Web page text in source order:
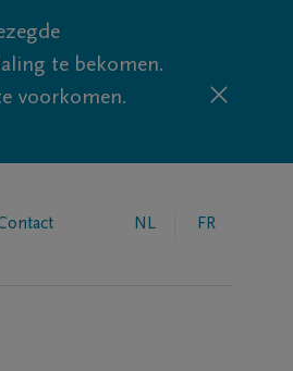
te bekomen.
voorkomen.
NL FR